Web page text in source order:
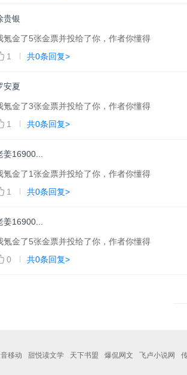
贵银
氪金了5张金票并投给了你，作者你懂得
1
共0条回复>
安夏
氪金了3张金票并投给了你，作者你懂得
1
共0条回复>
姜16900...
氪金了1张金票并投给了你，作者你懂得
1
共0条回复>
姜16900...
氪金了5张金票并投给了你，作者你懂得
0
共0条回复>
移动 甜悦读文学 天下书盟 爆侃网文 飞卢小说网